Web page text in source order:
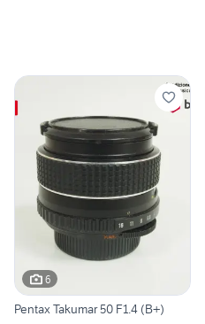
6
Pentax Takumar 50 F1.4 (B+)